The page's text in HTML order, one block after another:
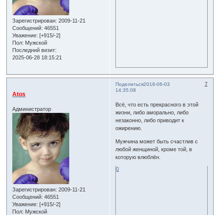
Зарегистрирован: 2009-11-21
Сообщений: 46551
Уважение: [+915/-2]
Пол: Мужской
Последний визит:
2025-06-28 18:15:21
Поделиться 7
2018-06-03
14:35:08
Atos
Администратор
Зарегистрирован: 2009-11-21
Сообщений: 46551
Уважение: [+915/-2]
Пол: Мужской
Всё, что есть прекрасного в этой
жизни, либо аморально, либо
незаконно, либо приводит к
ожирению.
Мужчина может быть счастлив с
любой женщиной, кроме той, в
которую влюблён.
0